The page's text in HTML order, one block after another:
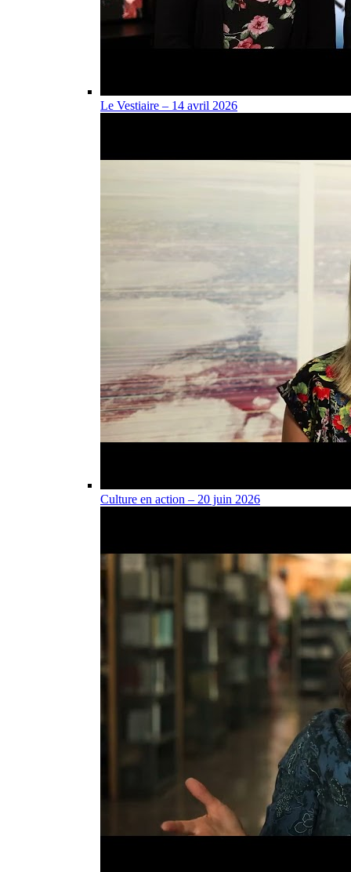
Le Vestiaire – 14 avril 2026
Culture en action – 20 juin 2026